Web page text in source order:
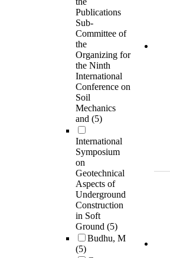
Publications
Sub-
Committee of
the
Organizing for
the Ninth
International
Conference on
Soil
Mechanics
and (5)
International
Symposium
on
Geotechnical
Aspects of
Underground
Construction
in Soft
Ground (5)
Budhu, M
(5)